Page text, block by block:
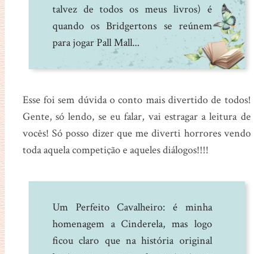
talvez de todos os meus livros) é
quando os Bridgertons se reúnem
para jogar Pall Mall...
Esse foi sem dúvida o conto mais divertido de todos!
Gente, só lendo, se eu falar, vai estragar a leitura de
vocês! Só posso dizer que me diverti horrores vendo
toda aquela competição e aqueles diálogos!!!!
Um Perfeito Cavalheiro: é minha
homenagem a Cinderela, mas logo
ficou claro que na história original